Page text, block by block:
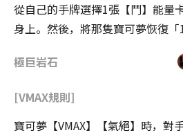
從自己的手牌選擇1張【鬥】能量
身上。然後，將那隻寶可夢恢復「
極巨岩石
[VMAX規則]
寶可夢【VMAX】【氣絕】時，對